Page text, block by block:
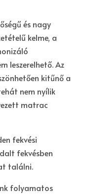
és nagy
kelme, a
leszerelhető. Az
kitűnő a
nem nyílik
matrac
fekvési
fekvésben
találni.
folyamatos